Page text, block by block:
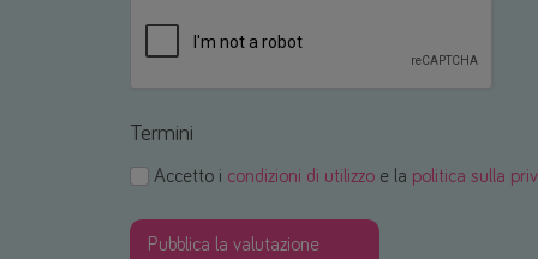
Termini
Accetto i condizioni di utilizzo e la politica sulla